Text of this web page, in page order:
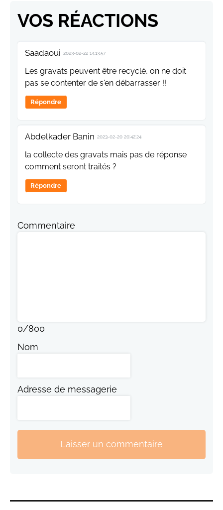
VOS RÉACTIONS
Saadaoui 2023-02-22 14:13:57
Les gravats peuvent être recyclé, on ne doit
pas se contenter de s'en débarrasser !!
Répondre
Abdelkader Banin 2023-02-20 20:42:24
la collecte des gravats mais pas de réponse
comment seront traités ?
Répondre
Commentaire
0/800
Nom
Adresse de messagerie
Laisser un commentaire